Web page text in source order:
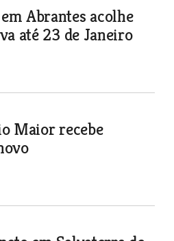
Abrantes acolhe
até 23 de Janeiro
Maior recebe